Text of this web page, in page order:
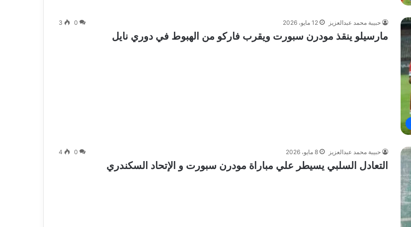
حبيبة محمد عبدالعزيز 12 مايو، 2026 0
3
مارسيلو ينقذ مودرن سبورت ويقرب فاركو من الهبوط في دوري نايل
حبيبة محمد عبدالعزيز 8 مايو، 2026 0
4
التعادل السلبي يسيطر علي مباراة مودرن سبورت و الإتحاد السكندري